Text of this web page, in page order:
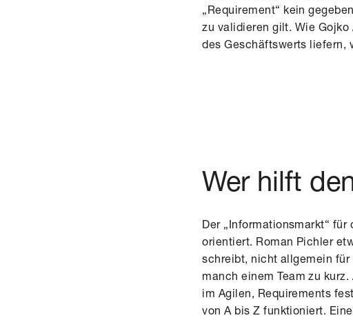
„Requirement“ kein
zu validieren gilt. Wie
des Geschäftswerts liefern,
Wer hilft
Der „Informationsmarkt“
orientiert. Roman Pichler
schreibt, nicht allgemein für
manch einem Team zu
im Agilen, Requirements
von A bis Z funktioniert.